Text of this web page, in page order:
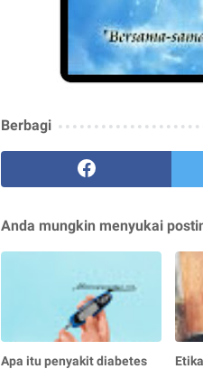
Berbagi
Anda mungkin menyukai
Apa itu penyakit diabetes